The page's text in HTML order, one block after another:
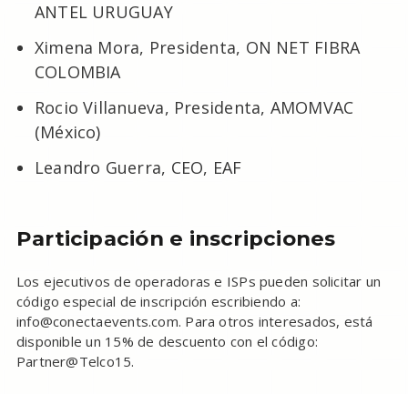
ANTEL URUGUAY
Ximena Mora, Presidenta, ON NET FIBRA
COLOMBIA
Rocio Villanueva, Presidenta, AMOMVAC
(México)
Leandro Guerra, CEO, EAF
Participación e inscripciones
Los ejecutivos de operadoras e ISPs pueden solicitar un
código especial de inscripción escribiendo a:
info@conectaevents.com. Para otros interesados, está
disponible un 15% de descuento con el código:
Partner@Telco15.